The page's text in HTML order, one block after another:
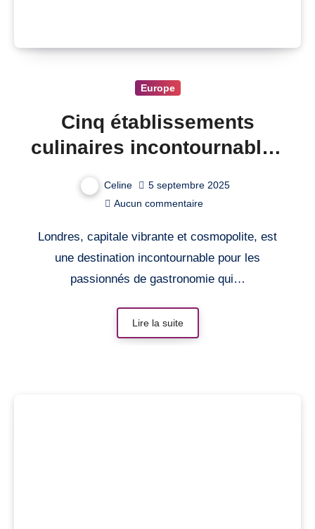
Europe
Cinq établissements
culinaires incontournables
repas à Londres.
Celine
5 septembre 2025
Aucun commentaire
Londres, capitale vibrante et cosmopolite, est
une destination incontournable pour les
passionnés de gastronomie qui…
Lire la suite